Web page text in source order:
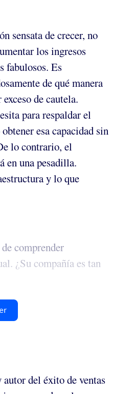
sensata de crecer, no
los ingresos
fabulosos. Es
de qué manera
de cautela.
para respaldar el
esa capacidad sin
lo contrario, el
en una pesadilla.
y lo que
comprender
¿Su compañía es tan
del éxito de ventas